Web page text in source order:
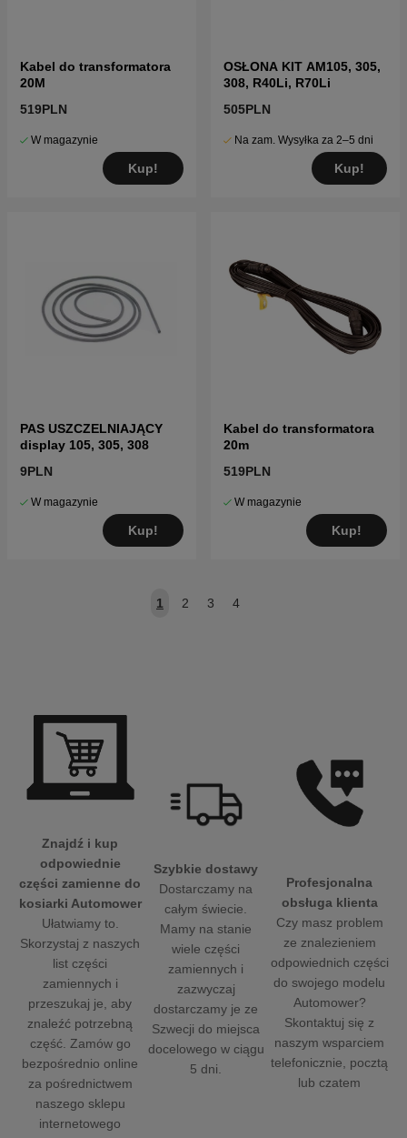
Kabel do transformatora
20M
519PLN
W magazynie
Kup!
OSŁONA KIT AM105, 305,
308, R40Li, R70Li
505PLN
Na zam. Wysyłka za 2–5 dni
Kup!
PAS USZCZELNIAJĄCY
display 105, 305, 308
9PLN
W magazynie
Kup!
Kabel do transformatora
20m
519PLN
W magazynie
Kup!
1 2 3 4
Znajdź i kup
odpowiednie
części zamienne do
kosiarki Automower
Ułatwiamy to.
Skorzystaj z naszych
list części
zamiennych i
przeszukaj je, aby
znaleźć potrzebną
część. Zamów go
bezpośrednio online
za pośrednictwem
naszego sklepu
internetowego
Szybkie dostawy
Dostarczamy na
całym świecie.
Mamy na stanie
wiele części
zamiennych i
zazwyczaj
dostarczamy je ze
Szwecji do miejsca
docelowego w ciągu
5 dni.
Profesjonalna
obsługa klienta
Czy masz problem
ze znalezieniem
odpowiednich części
do swojego modelu
Automower?
Skontaktuj się z
naszym wsparciem
telefonicznie, pocztą
lub czatem